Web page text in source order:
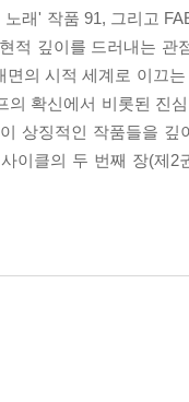
래' 작품 91, 그리고
적 깊이를 드러내는
의 시적 세계로 이끄
확신에서 비롯된 진
상징적인 작품들을
이클의 두 번째 장(제